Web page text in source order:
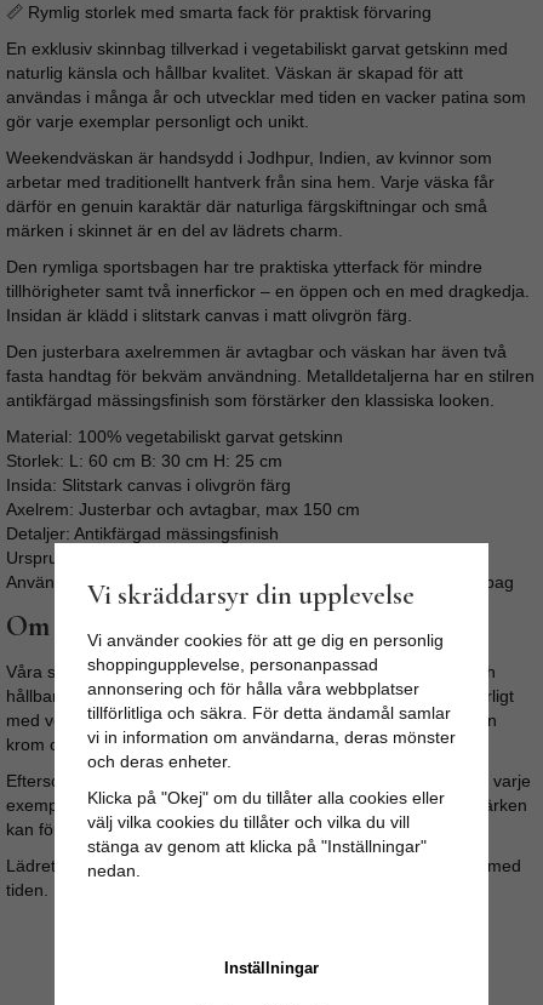
📏 Rymlig storlek med smarta fack för praktisk förvaring
En exklusiv skinnbag tillverkad i vegetabiliskt garvat getskinn med
naturlig känsla och hållbar kvalitet. Väskan är skapad för att
användas i många år och utvecklar med tiden en vacker patina som
gör varje exemplar personligt och unikt.
Weekendväskan är handsydd i Jodhpur, Indien, av kvinnor som
arbetar med traditionellt hantverk från sina hem. Varje väska får
därför en genuin karaktär där naturliga färgskiftningar och små
märken i skinnet är en del av lädrets charm.
Den rymliga sportsbagen har tre praktiska ytterfack för mindre
tillhörigheter samt två innerfickor – en öppen och en med dragkedja.
Insidan är klädd i slitstark canvas i matt olivgrön färg.
Den justerbara axelremmen är avtagbar och väskan har även två
fasta handtag för bekväm användning. Metalldetaljerna har en stilren
antikfärgad mässingsfinish som förstärker den klassiska looken.
Material: 100% vegetabiliskt garvat getskinn
Storlek: L: 60 cm B: 30 cm H: 25 cm
Insida: Slitstark canvas i olivgrön färg
Axelrem: Justerbar och avtagbar, max 150 cm
Detaljer: Antikfärgad mässingsfinish
Ursprung: Handgjord i Jodhpur, Indien
Användning: Weekendbag, reseväska, träningsväska, vardagsbag
Om produkten
Våra skinnväskor är noggrant utvalda för sin kvalitet, känsla och
hållbara tillverkning. Skinnet är en restprodukt och garvas naturligt
med vegetabiliska oljor, salt, kalksten och soltorkning – helt utan
krom och skadliga ämnen.
Eftersom väskan tillverkas av naturmaterial och sys för hand är varje
exemplar unikt. Variationer i färg, struktur och små naturliga märken
kan förekomma och är en del av väskans autentiska karaktär.
Lädret har en naturlig doft från garvningsprocessen som avtar med
tiden.
Vi skräddarsyr din upplevelse
Vi använder cookies för att ge dig en personlig
shoppingupplevelse, personanpassad
annonsering och för hålla våra webbplatser
tillförlitliga och säkra. För detta ändamål samlar
vi in information om användarna, deras mönster
och deras enheter.
Klicka på "Okej" om du tillåter alla cookies eller
välj vilka cookies du tillåter och vilka du vill
stänga av genom att klicka på "Inställningar"
nedan.
Inställningar